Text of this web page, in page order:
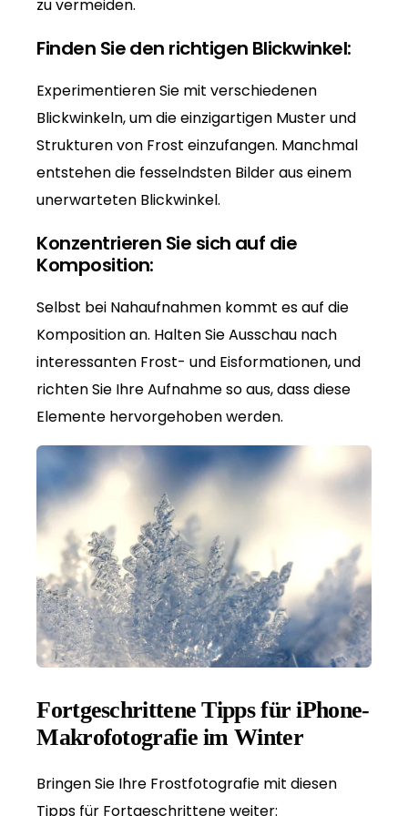
zu vermeiden.
Finden Sie den richtigen Blickwinkel:
Experimentieren Sie mit verschiedenen
Blickwinkeln, um die einzigartigen Muster und
Strukturen von Frost einzufangen. Manchmal
entstehen die fesselndsten Bilder aus einem
unerwarteten Blickwinkel.
Konzentrieren Sie sich auf die
Komposition:
Selbst bei Nahaufnahmen kommt es auf die
Komposition an. Halten Sie Ausschau nach
interessanten Frost- und Eisformationen, und
richten Sie Ihre Aufnahme so aus, dass diese
Elemente hervorgehoben werden.
Fortgeschrittene Tipps für iPhone-
Makrofotografie im Winter
Bringen Sie Ihre Frostfotografie mit diesen
Tipps für Fortgeschrittene weiter: